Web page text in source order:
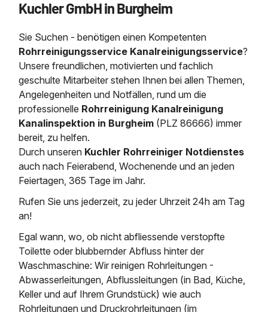
Kanalreinigung
Kanalinspektion
Grubenentleerung
24h Notdienst
Kosten Preise
Wasserhaltung
Entleerung und Reinigung
Grubenentleerung und
Sickerschacht Reinigung
Abfallzwischenlager
Austausch von
Geschosssandfang
Fettabscheider
Saugbagger / LuftförderanlageSaugbagger für Tiefbau
Saugbagger und Pumpen
Fermenter-Entleerung
Regenrückhaltebecken
Entschlammung
Trockensaugen von
etc.
Weitere Services mit
Heizung / Sanitär
Tiefbau
Unternehmen
Zertifikate /
Stellenangebote
Kontakt
Kuchler GmbH in Burgheim
Sie Suchen - benötigen einen Kompetenten
Rohrreinigungsservice Kanalreinigungsservice?
Unsere freundlichen, motivierten und fachlich
geschulte Mitarbeiter stehen Ihnen bei allen Themen,
Angelegenheiten und Notfällen, rund um die
professionelle Rohrreinigung Kanalreinigung
Kanalinspektion in Burgheim (PLZ 86666) immer
bereit, zu helfen.
Durch unseren Kuchler Rohrreiniger Notdienstes
auch nach Feierabend, Wochenende und an jeden
Feiertagen, 365 Tage im Jahr.
Rufen Sie uns jederzeit, zu jeder Uhrzeit 24h am Tag
an!
Egal wann, wo, ob nicht abfliessende verstopfte
Toilette oder blubbernder Abfluss hinter der
Waschmaschine: Wir reinigen Rohrleitungen -
Abwasserleitungen, Abflussleitungen (in Bad, Küche,
Keller und auf Ihrem Grundstück) wie auch
Rohrleitungen und Druckrohrleitungen (im